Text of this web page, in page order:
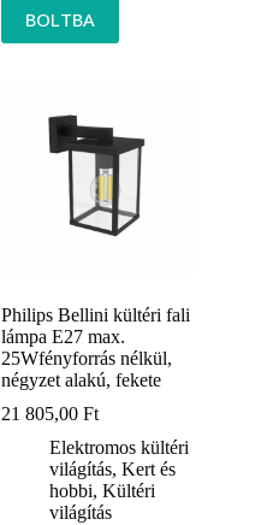
BOLTBA
Philips Bellini kültéri fali
lámpa E27 max.
25Wfényforrás nélkül,
négyzet alakú, fekete
21 805,00Ft
Elektromos kültéri
világítás,Kert és
hobbi,Kültéri
világítás